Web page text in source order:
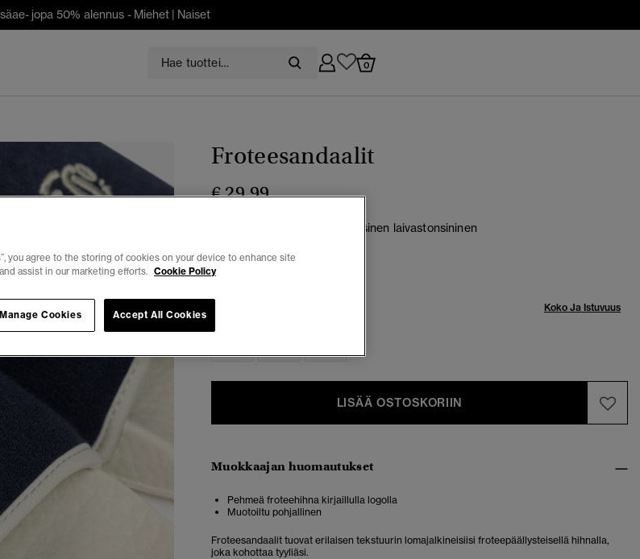
jopa 50% alennus - Miehet | Naiset
0
Froteesandaalit
€ 29,99
Luonnonvalkoinen/Klassinen laivastonsininen
Valitse Koko: Koko Ja Istuvuus
LISÄÄ OSTOSKORIIN
Muokkaajan huomautukset
Pehmeä froteehihna kirjaillulla logolla
Muotoiltu pohjallinen
Froteesandaalit tuovat erilaisen tekstuurin lomajalkineisiisi froteepäällysteisellä hihnalla,
joka kohottaa tyyliäsi.
you agree to the storing of cookies on your device to enhance site
assist in our marketing efforts. Cookie Policy
Accept All Cookies
Manage Cookies